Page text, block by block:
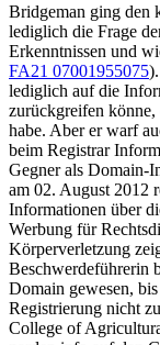
Bridgeman ging den
lediglich die Frage
Erkenntnissen und
FA21 07001955075
lediglich auf die
zurückgreifen könne,
habe. Aber er warf
beim Registrar
Gegner als Domain-
am 02. August 2012
Informationen über
Werbung für
Körperverletzung
Beschwerdeführerin
Domain gewesen,
Registrierung nicht
College of